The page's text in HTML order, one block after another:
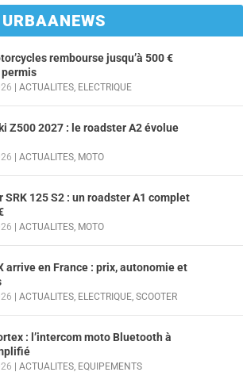
rembourse jusqu’à 500 €
ACTUALITES, ELECTRIQUE
Z500 2027 : le roadster A2 évolue
ACTUALITES, MOTO
SRK 125 S2 : un roadster A1 complet
ACTUALITES, MOTO
arrive en France : prix, autonomie et
ACTUALITES, ELECTRIQUE, SCOOTER
: l’intercom moto Bluetooth à
ACTUALITES, EQUIPEMENTS